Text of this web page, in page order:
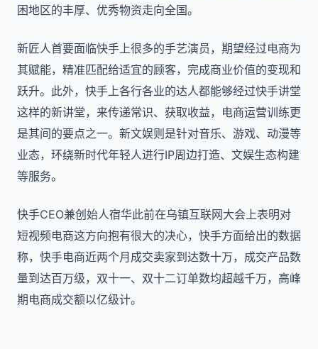
困地区的丰厚、优秀物资走向全国。
新匠人首要面临快手上很多的手艺演员，期望经过电商为
其赋能，精准匹配给适宜的顾客，完成商业价值的变现和
跃升。此外，快手上各行各业的达人都能够经过快手讲堂
这样的新讲堂，来传递常识、获取收益，电商运营训练更
是其间的要点之一。新文娱则是针对音乐、游戏、动漫等
业态，环绕新时代年轻人进行IP周边打造、文娱生态构建
等服务。
快手CEO兼创始人宿华此前在乌镇互联网大会上表明对
短视频电商这方向抱有很大的决心，快手方面给出的数据
称，快手电商近两个月成交卖家到达数十万，成交产品数
量到达百万级，双十一、双十二订单数均超越千万，高峰
期电商成交额以亿级计。